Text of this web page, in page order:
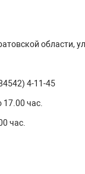
области,
4-11-45
час.
час.